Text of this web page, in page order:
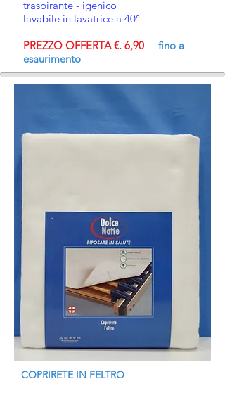
traspirante - igenico
lavabile in lavatrice a 40°
PREZZO OFFERTA €. 6,90
fino a
esaurimento
COPRIRETE IN FELTRO